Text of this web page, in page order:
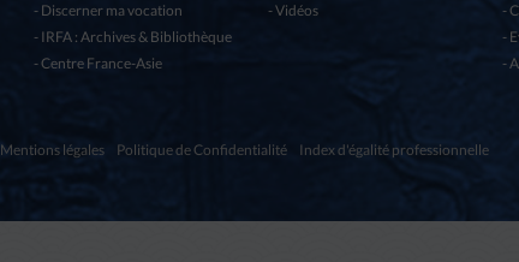
Discerner ma vocation
IRFA : Archives & Bibliothèque
Centre France-Asie
Vidéos
Mentions légales Politique de Confidentialité Index d'égalité professionnelle